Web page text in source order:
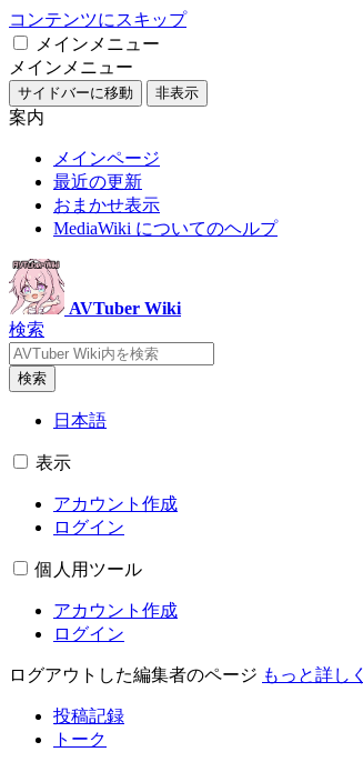
コンテンツにスキップ
メインメニュー
メインメニュー
サイドバーに移動 非表示
案内
メインページ
最近の更新
おまかせ表示
MediaWiki についてのヘルプ
AVTuber Wiki
検索
検索
日本語
表示
アカウント作成
ログイン
個人用ツール
アカウント作成
ログイン
ログアウトした編集者のページ もっと詳しく
投稿記録
トーク